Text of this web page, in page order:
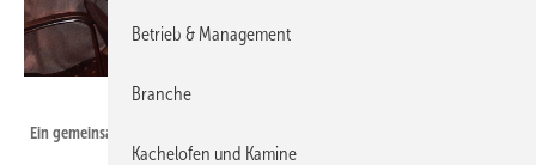
Ein gemeinsames Abendessen krönte die Mitgliederversammlung.
Betrieb & Management
Branche
Kachelofen und Kamine